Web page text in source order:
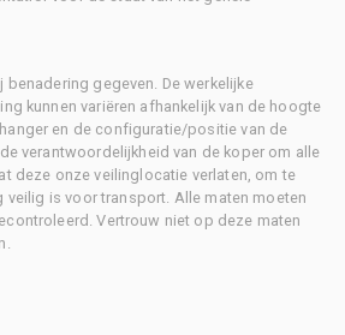
gegeven. De werkelijke
kunnen variëren afhankelijk van de hoogte
en de configuratie/positie van de
verantwoordelijkheid van de koper om alle
deze onze veilinglocatie verlaten, om te
veilig is voor transport. Alle maten moeten
Vertrouw niet op deze maten